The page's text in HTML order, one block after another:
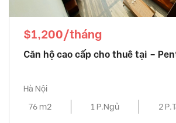
$1,200/tháng
Căn hộ cao cấp cho thuê tại –
Hà Nội
76 m2
1 P.Ngủ 2